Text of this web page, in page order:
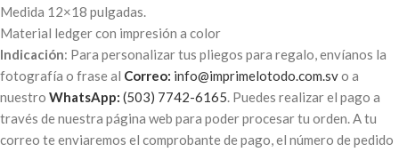
Medida 12×18 pulgadas.
Material ledger con impresión a color
Indicación: Para personalizar tus pliegos para regalo, envíanos la
fotografía o frase al Correo: info@imprimelotodo.com.svo a
nuestro WhatsApp: (503) 7742-6165. Puedes realizar el pago a
través de nuestra página web para poder procesar tu orden. A tu
correo te enviaremos el comprobante de pago, el número de pedido